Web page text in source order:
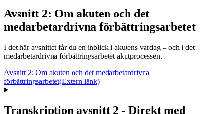
Avsnitt 2: Om akuten och det
medarbetardrivna förbättringsarbetet
I det här avsnittet får du en inblick i akutens vardag – och i det
medarbetardrivna förbättringsarbetet akutprocessen.
Avsnitt 2: Om akuten och det medarbetardrivna
förbättringsarbetet(Extern länk)
Transkription avsnitt 2 - Direkt med